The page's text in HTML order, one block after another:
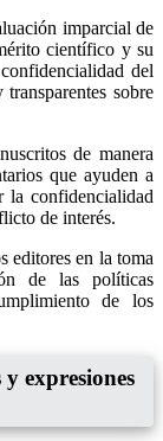
imparcial de
científico y su
del
sobre
de manera
que ayuden a
la confidencialidad
de interés.
editores en la toma
de las políticas
de los
expresiones